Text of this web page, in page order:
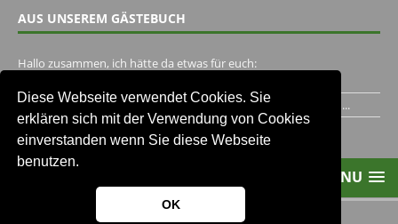
Diese Webseite verwendet Cookies. Sie
erklären sich mit der Verwendung von Cookies
einverstanden wenn Sie diese Webseite
benutzen.
OK
AUS UNSEREM GÄSTEBUCH
Hallo zusammen, ich hätte da etwas für euch:
Ich habe ein Jahr im Gasthaus Hugo Pape verbracht..Habe ihn...
Unser Gästebuch besuchen
MENU